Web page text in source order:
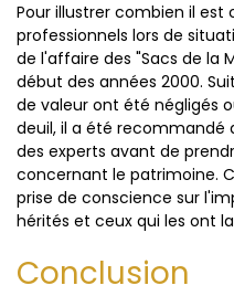
Pour illustrer combien il est
professionnels lors de
de l'affaire des "Sacs de la
début des années 2000.
de valeur ont été négligés
deuil, il a été recommandé
des experts avant de
concernant le patrimoine.
prise de conscience sur
hérités et ceux qui les ont
Conclusion